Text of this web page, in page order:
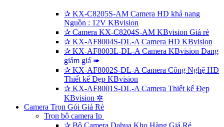
✰ KX-C8205S-AM Camera HD khả nang
Nguồn : 12V KBvision
✰ Camera KX-C8204S-AM KBvision Giá rẻ
✰ KX-AF8004S-DL-A Camera HD KBvision
✰ KX-AF8003L-DL-A Camera KBvision Đang
giảm giá ➠
✰ KX-AF8002S-DL-A Camera Công Nghệ HD
Thiết kế Đẹp KBvision
✰ KX-AF8001S-DL-A Camera Thiết kế Đẹp
KBvision ✲
Camera Trọn Gói Giá Rẻ
Trọn bộ camera Ip
✰ Bộ Camera Dahua Kho Hàng Giá Rẻ